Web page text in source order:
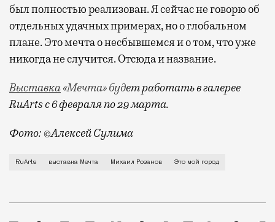
был полностью реализован. Я сейчас не говорю об
отдельных удачных примерах, но о глобальном
плане. Это мечта о несбывшемся и о том, что уже
никогда не случится. Отсюда и название.
Выставка«Мечта» будет работать в галерее
RuArts с 6 февраля по 29 марта.
Фото: ©Алексей Сулима
О Москве, потерявшей свой характер, и о
RuArts выставка Мечта Михаил Розанов Это мой город